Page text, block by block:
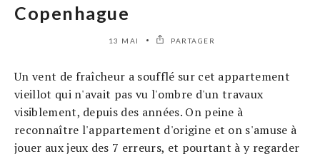
Copenhague
13 MAI PARTAGER
Un vent de fraîcheur a soufflé sur cet appartement
vieillot qui n'avait pas vu l'ombre d'un travaux
visiblement, depuis des années. On peine à
reconnaître l'appartement d'origine et on s'amuse à
jouer aux jeux des 7 erreurs, et pourtant à y regarder